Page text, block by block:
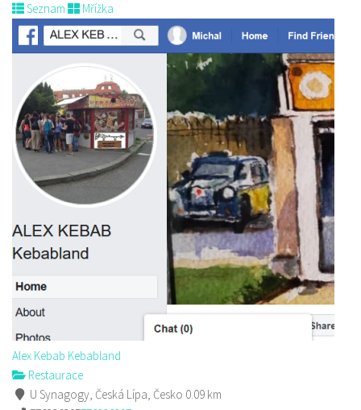
Seznam Mřížka
Alex Kebab Kebabland
Restaurace
U Synagogy, Česká Lípa, Česko 0.09 km